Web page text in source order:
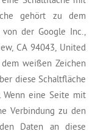
gehört zu dem
von der Google Inc.,
CA 94043, United
weißen Zeichen
diese Schaltfläche
Wenn eine Seite mit
Verbindung zu den
Daten an diese